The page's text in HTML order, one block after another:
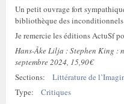
Un petit ouvrage fort
bibliothèque des
Je remercie les éditions ActuSf
Hans-Åke Lilja : Stephen King :
septembre 2024, 15,90€
Sections:
Littérature de
Type:
Critiques